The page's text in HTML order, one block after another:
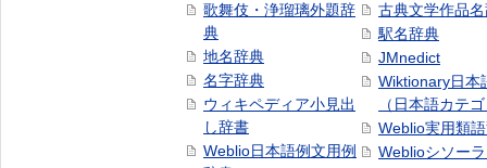
歌舞伎・浄瑠璃外題辞
典
地名辞典
名字辞典
ウィキペディア小見出
し辞書
Weblio日本語例文用例
古典文学作品
駅名辞典
JMnedict
Wiktionary日本
（日本語カテ
Weblio実用類
Weblioシソー